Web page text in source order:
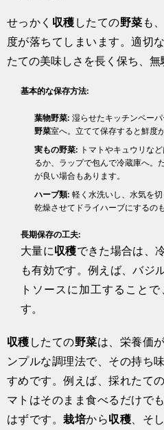
せっかく 収穫 したての野菜 も
度が落ちてしまいます。適切
たての美味しさを長く保ち、無
基本的な保存方法:
葉物野菜: 湿らせたキッチンペー
野菜室へ。立てて保存すると鮮度
実もの野菜: トマトやキュウリな
るか、ラップで包んで冷蔵庫へ。
が良い場合もあります。
ハーブ類: 軽く水洗いし、水気を
乾燥させてドライハーブにするの
長期保存の工夫:
大量に収穫できた場合は、
も有効です。例えば、バジ
トソースに加工すること
す。
収穫 したての野菜は、栄養価
ンプルな調理法で、その持ち
すめです。例えば、採れたて
マトはそのまま食べるだけで
はずです。栽培から収穫 、そ